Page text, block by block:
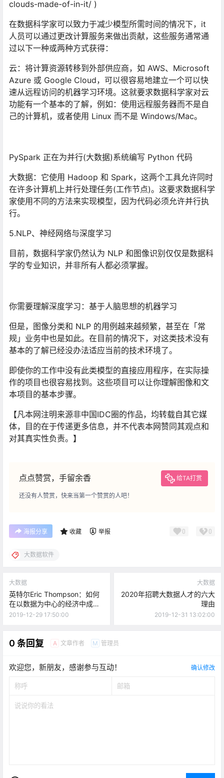
clouds-made-of-in-it/ )
在数据科学家可以致力于减少模型所需时间的情况下，it
人员可以通过更改计算服务来做出贡献，这些服务通常通
过以下一种或两种方式获得：
云：将计算资源转移到外部供应商，如 AWS、Microsoft
Azure 或 Google Cloud，可以很容易地建立一个可以快
速从远程访问的机器学习环境。这就要求数据科学家对云
功能有一个基本的了解，例如：使用远程服务器而不是自
己的计算机，或者使用 Linux 而不是 Windows/Mac。
PySpark 正在为并行(大数据)系统编写 Python 代码
大数据：它使用 Hadoop 和 Spark，这两个工具允许同时
在许多计算机上并行处理任务(工作节点)。这要求数据科学
家使用不同的方法来实现模型，因为代码必须允许并行执
行。
5.NLP、神经网络与深度学习
目前，数据科学家仍然认为 NLP 和图像识别仅仅是数据科
学的专业知识，并非所有人都必须掌握。
你需要理解深度学习：基于人脑思想的机器学习
但是，图像分类和 NLP 的用例越来越频繁，甚至在「常
规」业务中也是如此。在目前的情况下，对这类技术没有
基本的了解已经没办法适应当前的技术环境了。
即使你的工作中没有此类模型的直接应用程序，在实际操
作的项目也很容易找到。这些项目可以让你理解图像和文
本项目的基本步骤。
【凡本网注明来源非中国IDC圈的作品，均转载自其它媒
体，目的在于传递更多信息，并不代表本网赞同其观点和
对其真实性负责。】
点点赞赏，手留余香 给TA打赏
还没有人赞赏，快来当第一个赞赏的人吧！
海报分享 收藏 举报 0 0
大数据软件
大数据
英特尔Eric Thompson：如何
在以数据为中心的经济中成为
赢家？
2019-12-29 17:50:00
大数据
2020年招聘大数据人才的六大
理由
2019-12-31 13:02:00
0 条回复 A 文章作者 M 管理员
欢迎您，新朋友，感谢参与互动！ 确认修改